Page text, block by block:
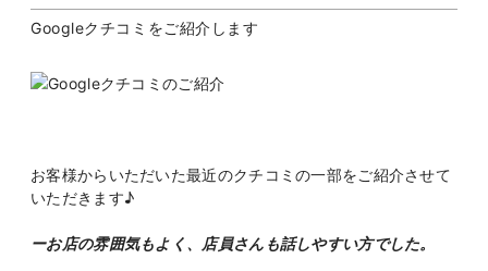
Googleクチコミをご紹介します
お客様からいただいた最近のクチコミの一部をご紹介させて
いただきます♪
ーお店の雰囲気もよく、店員さんも話しやすい方でした。